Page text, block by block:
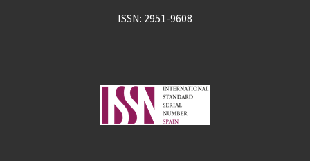
ISSN: 2951-9608